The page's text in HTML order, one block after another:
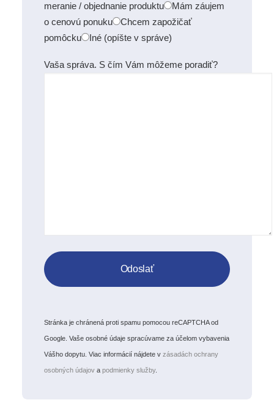
meranie / objednanie produktu
Mám záujem
o cenovú ponuku
Chcem zapožičať
pomôcku
Iné (opíšte v správe)
Vaša správa. S čím Vám môžeme poradiť?
Stránka je chránená proti spamu pomocou reCAPTCHA od
Google. Vaše osobné údaje spracúvame za účelom vybavenia
Vášho dopytu. Viac informácií nájdete v zásadách ochrany
osobných údajov a podmienky služby.